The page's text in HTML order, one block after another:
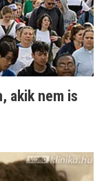
akik nem is